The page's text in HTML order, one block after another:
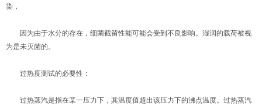
染，
因为由于水分的存在，细菌截留性能可能会受到不良影响。湿润的载荷被视
为是未灭菌的。
过热度测试的必要性：
过热蒸汽是指在某一压力下，其温度值超出该压力下的沸点温度。过热蒸汽